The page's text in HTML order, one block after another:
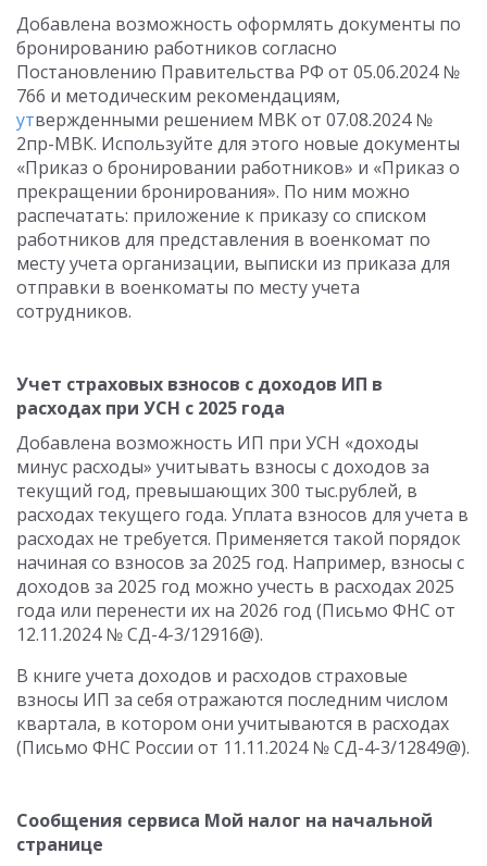
Добавлена возможность оформлять документы по
бронированию работников согласно
Постановлению Правительства РФ от 05.06.2024 №
766 и методическим рекомендациям,
утвержденными решением МВК от 07.08.2024 №
2пр-МВК. Используйте для этого новые документы
«Приказ о бронировании работников» и «Приказ о
прекращении бронирования». По ним можно
распечатать: приложение к приказу со списком
работников для представления в военкомат по
месту учета организации, выписки из приказа для
отправки в военкоматы по месту учета
сотрудников.
Учет страховых взносов с доходов ИП в
расходах при УСН с 2025 года
Добавлена возможность ИП при УСН «доходы
минус расходы» учитывать взносы с доходов за
текущий год, превышающих 300 тыс.рублей, в
расходах текущего года. Уплата взносов для учета в
расходах не требуется. Применяется такой порядок
начиная со взносов за 2025 год. Например, взносы с
доходов за 2025 год можно учесть в расходах 2025
года или перенести их на 2026 год (Письмо ФНС от
12.11.2024 № СД-4-3/12916@).
В книге учета доходов и расходов страховые
взносы ИП за себя отражаются последним числом
квартала, в котором они учитываются в расходах
(Письмо ФНС России от 11.11.2024 № СД-4-3/12849@).
Сообщения сервиса Мой налог на начальной
странице